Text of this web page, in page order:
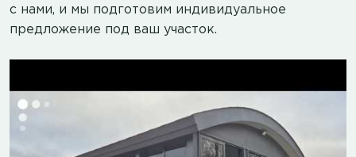
с нами, и мы подготовим индивидуальное
предложение под ваш участок.